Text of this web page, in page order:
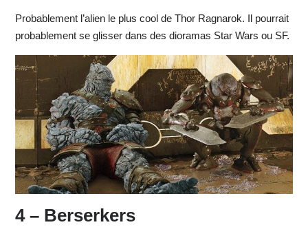
Probablement l’alien le plus cool de Thor Ragnarok. Il pourrait
probablement se glisser dans des dioramas Star Wars ou SF.
4 – Berserkers